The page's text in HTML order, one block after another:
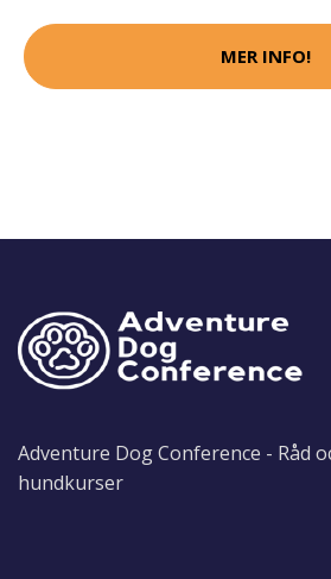
MER INFO!
Adventure Dog Conference - Råd
hundkurser